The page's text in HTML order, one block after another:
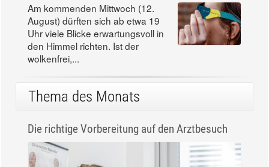
Am kommenden Mittwoch (12.
August) dürften sich ab etwa 19
Uhr viele Blicke erwartungsvoll in
den Himmel richten. Ist der
wolkenfrei,...
Thema des Monats
Die richtige Vorbereitung auf den Arztbesuch